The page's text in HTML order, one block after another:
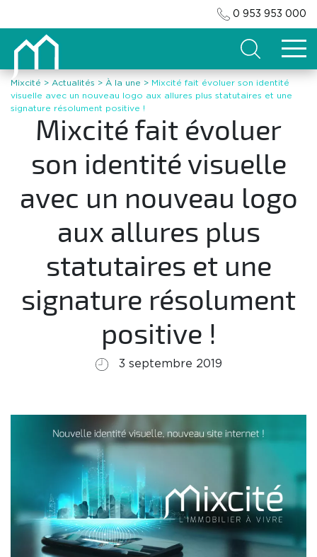
0 953 953 000
Search
Mixcité > Actualités > À la une > Mixcité fait évoluer son identité
visuelle avec un nouveau logo aux allures plus statutaires et une
signature résolument positive !
Mixcité fait évoluer
son identité visuelle
avec un nouveau logo
aux allures plus
statutaires et une
signature résolument
positive !
3 septembre 2019